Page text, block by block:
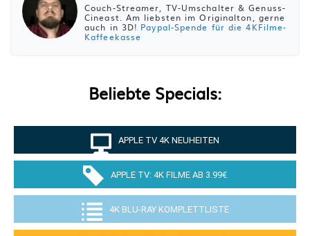
Couch-Streamer, TV-Umschalter & Genuss-
Cineast. Am liebsten im Originalton, gerne
auch in 3D! Paypal-Spende für die 4KFilme-
Kaffeekasse
Beliebte Specials:
APPLE TV 4K NEUHEITEN
APPLE TV: 4K FILME AB 3.99€
4K BLU-RAY KOMPLETTLISTE